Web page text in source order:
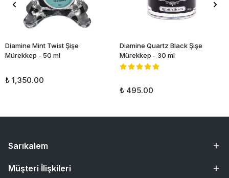
Diamine Mint Twist Şişe
Mürekkep - 50 ml
₺ 1,350.00
Diamine Quartz Black Şişe
Mürekkep - 30 ml
₺ 495.00
Sarıkalem
Müşteri İlişkileri